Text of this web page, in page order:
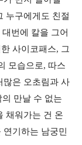
누구에게도 친절
번에 칼을 그어
사이코패스, 그
모습으로, 따스
많은 오초림과 사
만날 수 없는
채워가는 건 온
기하는 남궁민